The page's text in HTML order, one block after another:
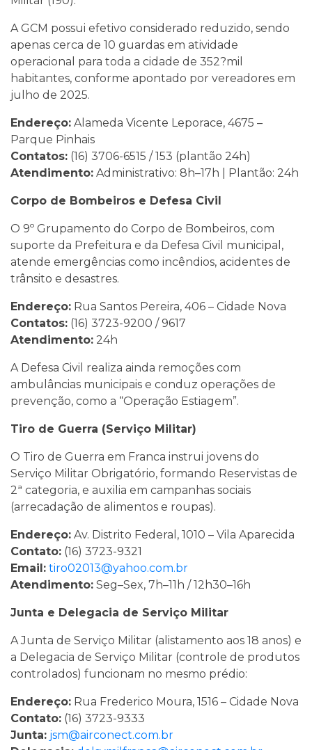
A GCM possui efetivo considerado reduzido, sendo
apenas cerca de 10 guardas em atividade
operacional para toda a cidade de 352?mil
habitantes, conforme apontado por vereadores em
julho de 2025.
Endereço: Alameda Vicente Leporace, 4675 –
Parque Pinhais
Contatos: (16) 3706-6515 / 153 (plantão 24h)
Atendimento: Administrativo: 8h–17h | Plantão: 24h
Corpo de Bombeiros e Defesa Civil
O 9º Grupamento do Corpo de Bombeiros, com
suporte da Prefeitura e da Defesa Civil municipal,
atende emergências como incêndios, acidentes de
trânsito e desastres.
Endereço: Rua Santos Pereira, 406 – Cidade Nova
Contatos: (16) 3723-9200 / 9617
Atendimento: 24h
A Defesa Civil realiza ainda remoções com
ambulâncias municipais e conduz operações de
prevenção, como a “Operação Estiagem”.
Tiro de Guerra (Serviço Militar)
O Tiro de Guerra em Franca instrui jovens do
Serviço Militar Obrigatório, formando Reservistas de
2ª categoria, e auxilia em campanhas sociais
(arrecadação de alimentos e roupas).
Endereço: Av. Distrito Federal, 1010 – Vila Aparecida
Contato: (16) 3723-9321
Email: tiro02013@yahoo.com.br
Atendimento: Seg–Sex, 7h–11h / 12h30–16h
Junta e Delegacia de Serviço Militar
A Junta de Serviço Militar (alistamento aos 18 anos) e
a Delegacia de Serviço Militar (controle de produtos
controlados) funcionam no mesmo prédio:
Endereço: Rua Frederico Moura, 1516 – Cidade Nova
Contato: (16) 3723-9333
Junta: jsm@airconect.com.br